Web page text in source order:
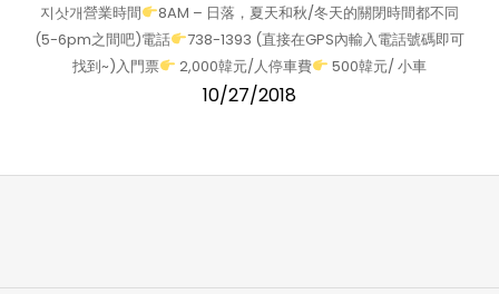
지삿개營業時間
8AM – 日落，夏天和秋/冬天的關閉時間都不同
(5-6pm之間吧)電話
738-1393 (直接在GPS內輸入電話號碼即可
找到~)入門票
2,000韓元/人停車費 500韓元/ 小車
10/27/2018